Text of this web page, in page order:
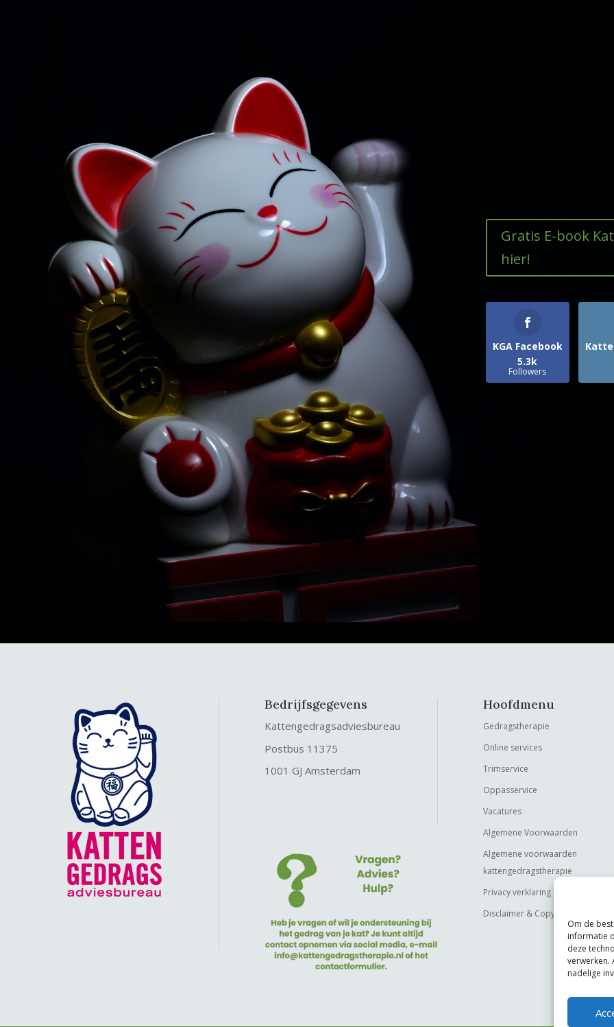
Om de
informatie
deze
verwerken.
nadelige
Gratis E-book
hier!
KGA Facebook
5.3k
Followers
Bedrijfsgegevens
Kattengedragsadviesbureau
Postbus 11375
1001 GJ Amsterdam
Hoofdmenu
Gedragstherapie
Online services
Trimservice
Oppasservice
Vacatures
Algemene Voorwaarden
Algemene voorwaarden
kattengedragstherapie
Privacy verklaring
Disclaimer & Copyright